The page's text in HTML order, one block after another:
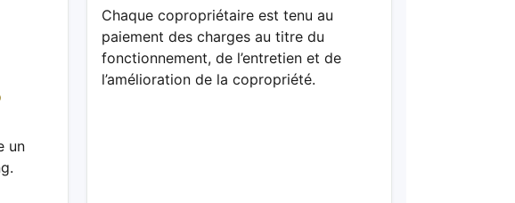
un
Chaque copropriétaire est tenu au
paiement des charges au titre du
fonctionnement, de l’entretien et de
l’amélioration de la copropriété.